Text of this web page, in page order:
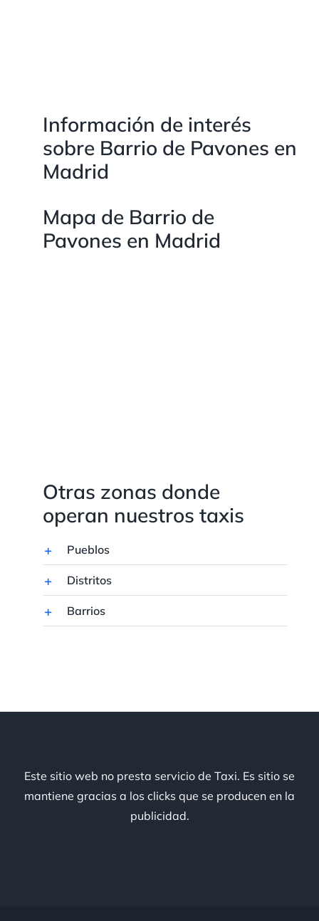
Información de interés
sobre Barrio de Pavones en
Madrid
Mapa de Barrio de
Pavones en Madrid
Otras zonas donde
operan nuestros taxis
Pueblos
Distritos
Barrios
Este sitio web no presta servicio de Taxi. Es sitio se
mantiene gracias a los clicks que se producen en la
publicidad.